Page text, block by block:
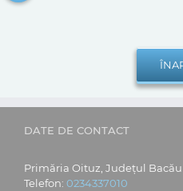
DATE DE CONTACT
Primăria Oituz, Județul Bacău
Telefon: 0234337010